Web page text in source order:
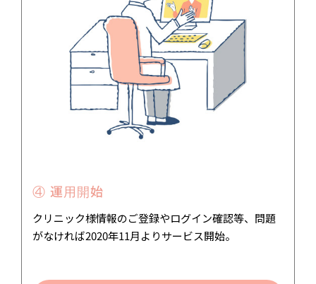
④ 運用開始
クリニック様情報のご登録やログイン確認等、問題
がなければ2020年11月よりサービス開始。